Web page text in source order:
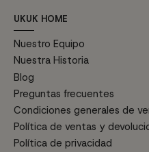
UKUK HOME
Nuestro Equipo
Nuestra Historia
Blog
Preguntas frecuentes
Condiciones generales de
Política de ventas y
Política de privacidad